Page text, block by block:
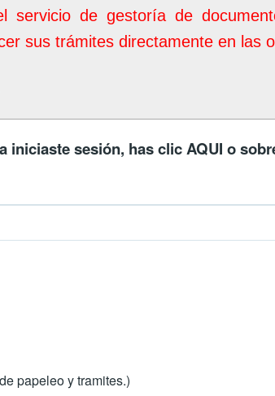
de gestoría de
sus trámites directamente en las
iniciaste sesión, has clicAQUI o
papeleo y tramites.)